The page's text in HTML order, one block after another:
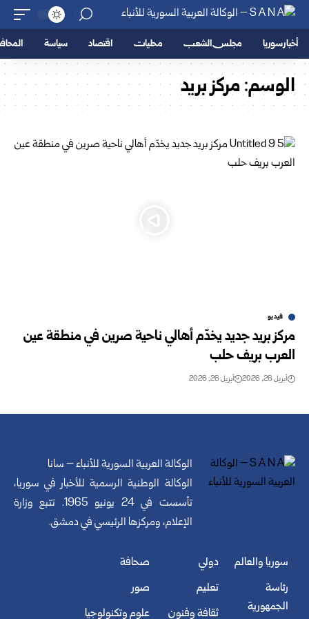
أخبار سوريا مجلس الشعب محليات اقتصاد سياسة
الوسم:مركز بريد
فيديو
مركز بريد جديد يخدّم أهالي ناحية صرين في منطقة عين
العرب بريف حلب
أبريل 26, 2026 أبريل 26, 2026
الوكالة العربية السورية للأنباء – سانا
الوكالة الوطنية الرسمية للأخبار في سوريا،
تأسست في 24 يونيو 1965. تتبع وزارة
الإعلام، ومركزها الرئيسي في دمشق.
سوريا والعالم
رئاسة
الجمهورية
دولي
تعليم
ثقافة وفنون
صحافة
صور
علوم وتكنولوجيا